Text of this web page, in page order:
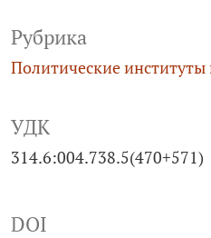
Рубрика
Политические институты
УДК
314.6:004.738.5(470+571)
DOI